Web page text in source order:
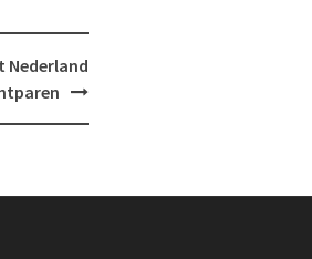
Nederland